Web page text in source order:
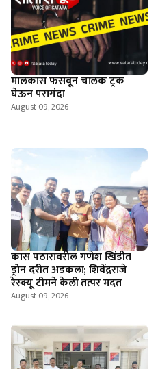
मालकास फसवून चालक ट्रक
घेऊन परागंदा
August 09, 2026
कास पठारावरील गणेश खिंडीत
ड्रोन दरीत अडकला; शिवेंद्रराजे
रेस्क्यू टीमने केली तत्पर मदत
August 09, 2026